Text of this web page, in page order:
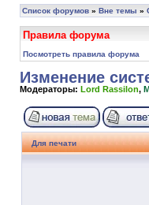
Список форумов » Вне темы »
Правила форума
Посмотреть правила форума
Изменение
Модераторы: Lord Rassilon,
Для печати